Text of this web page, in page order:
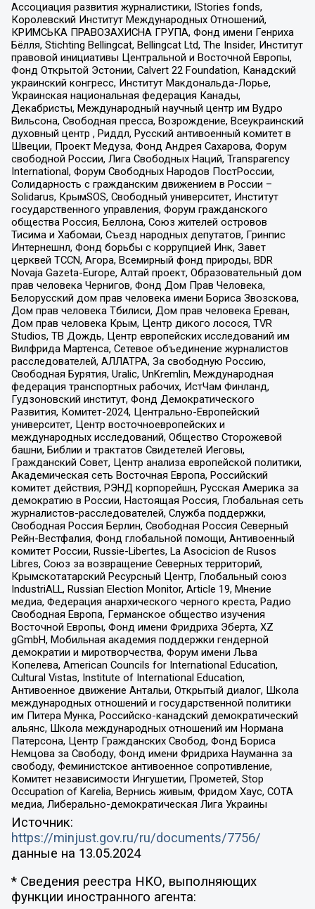
Ассоциация развития журналистики, IStories fonds,
Королевский Институт Международных Отношений,
КРИМСЬКА ПРАВОЗАХИСНА ГРУПА, Фонд имени Генриха
Бёлля, Stichting Bellingcat, Bellingcat Ltd, The Insider, Институт
правовой инициативы Центральной и Восточной Европы,
Фонд Открытой Эстонии, Calvert 22 Foundation, Канадский
украинский конгресс, Институт Макдональда-Лорье,
Украинская национальная федерация Канады,
Декабристы, Международный научный центр им Вудро
Вильсона, Свободная пресса, Возрождение, Всеукраинский
духовный центр , Риддл, Русский антивоенный комитет в
Швеции, Проект Медуза, Фонд Андрея Сахарова, Форум
свободной России, Лига Свободных Наций, Transparеncy
International, Форум Свободных Народов ПостРоссии,
Солидарность с гражданским движением в России –
Solidarus, КрымSOS, Свободный университет, Институт
государственного управления, Форум гражданского
общества Россия, Беллона, Союз жителей островов
Тисима и Хабомаи, Съезд народных депутатов, Гринпис
Интернешнл, Фонд борьбы с коррупцией Инк, Завет
церквей TCCN, Агора, Всемирный фонд природы, BDR
Novaja Gazeta-Europe, Алтай проект, Образовательный дом
прав человека Чернигов, Фонд Дом Прав Человека,
Белорусский дом прав человека имени Бориса Звозскова,
Дом прав человека Тбилиси, Дом прав человека Ереван,
Дом прав человека Крым, Центр дикого лосося, TVR
Studios, ТВ Дождь, Центр европейских исследований им
Вилфрида Мартенса, Сетевое объединение журналистов
расследователей, АЛЛАТРА, За свободную Россию,
Свободная Бурятия, Uralic, UnKremlin, Международная
федерация транспортных рабочих, ИстЧам Финланд,
Гудзоновский институт, Фонд Демократического
Развития, Комитет-2024, Центрально-Европейский
университет, Центр восточноевропейских и
международных исследований, Общество Сторожевой
башни, Библии и трактатов Свидетелей Иеговы,
Гражданский Совет, Центр анализа европейской политики,
Академическая сеть Восточная Европа, Российский
комитет действия, РЭНД корпорейшн, Русская Америка за
демократию в России, Настоящая Россия, Глобальная сеть
журналистов-расследователей, Служба поддержки,
Свободная Россия Берлин, Свободная Россия Северный
Рейн-Вестфалия, Фонд глобальной помощи, Антивоенный
комитет России, Russie-Libertes, La Asocicion de Rusos
Libres, Союз за возвращение Северных территорий,
Крымскотатарский Ресурсный Центр, Глобальный союз
IndustriALL, Russian Election Monitor, Article 19, Мнение
медиа, Федерация анархического черного креста, Радио
Свободная Европа, Германское общество изучения
Восточной Европы, Фонд имени Фридриха Эберта, XZ
gGmbH, Мобильная академия поддержки гендерной
демократии и миротворчества, Форум имени Льва
Копелева, American Councils for International Education,
Cultural Vistas, Institute of International Education,
Антивоенное движение Антальи, Открытый диалог, Школа
международных отношений и государственной политики
им Питера Мунка, Российско-канадский демократический
альянс, Школа международных отношений им Нормана
Патерсона, Центр Гражданских Свобод, Фонд Бориса
Немцова за Свободу, Фонд имени Фридриха Науманна за
свободу, Феминистское антивоенное сопротивление,
Комитет независимости Ингушетии, Прометей, Stop
Occupation of Karelia, Вернись живым, Фридом Хаус, СОТА
медиа, Либерально-демократическая Лига Украины
Источник:
https://minjust.gov.ru/ru/documents/7756/
данные на 13.05.2024
* Сведения реестра НКО, выполняющих
функции иностранного агента: